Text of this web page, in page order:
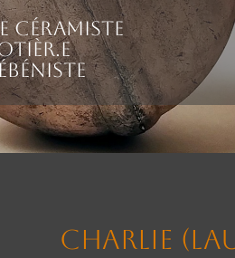
céramiste
Charlie